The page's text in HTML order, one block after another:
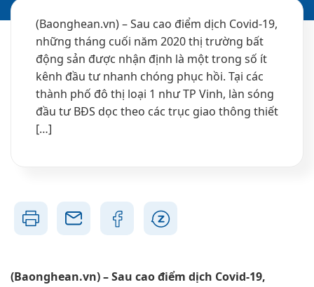
(Baonghean.vn) – Sau cao điểm dịch Covid-19,
những tháng cuối năm 2020 thị trường bất
động sản được nhận định là một trong số ít
kênh đầu tư nhanh chóng phục hồi. Tại các
thành phố đô thị loại 1 như TP Vinh, làn sóng
đầu tư BĐS dọc theo các trục giao thông thiết
[…]
(Baonghean.vn) – Sau cao điểm dịch Covid-19,